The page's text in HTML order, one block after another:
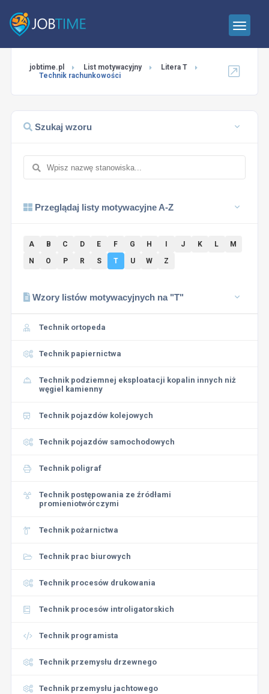
jobtime.pl List motywacyjny
Litera T
Technik rachunkowości
Szukaj wzoru
Przeglądaj listy motywacyjne A-Z
A B C D E F G H J K L
M
N
O P R S T U W Z
Wzory listów motywacyjnych na "T"
Technik ortopeda
Technik papiernictwa
Technik podziemnej eksploatacji kopalin innych niż
węgiel kamienny
Technik pojazdów kolejowych
Technik pojazdów samochodowych
Technik poligraf
Technik postępowania ze źródłami
promieniotwórczymi
Technik pożarnictwa
Technik prac biurowych
Technik procesów drukowania
Technik procesów introligatorskich
Technik programista
Technik przemysłu drzewnego
Technik przemysłu jachtowego